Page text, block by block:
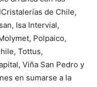
de Chile,
Isa Intervial,
Polpaico,
Tottus,
Viña San Pedro y
en sumarse a la